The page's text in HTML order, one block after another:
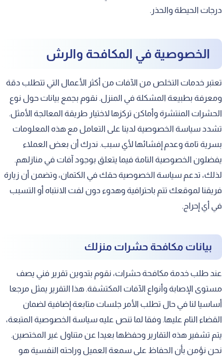
درجات الحيطة والحذر.
الخصوصية في المكافحة والرش
تعتبر خدمات التخلص من الآفات من أكثر الأعمال التي تتطلب دقة
ومعرفة بطبيعة المشكلة في المنزل. نقوم بجمع بيانات حول نوع
الحشرات المنتشرة وأماكن تركزها لاختيار طريقة المعالجة الأمثل.
تشدد سياسة الخصوصية لدينا على التعامل مع هذه المعلومات
بسرية تامة وعدم إفشائها لأي سبب. ندرك أن بعض العملاء
يفضلون الخصوصية التامة فيما يتعلق بوجود آفات في منازلهم.
لذلك، تدعم سياسة الخصوصية حقك في الكتمان، وتضمن أن زيارة
فريقنا لموقعك تتم باحترافية وهدوء دون لفت الانتباه أو التسبب
في أي إحراج.
بيانات مكافحة حشرات منزلك
عند طلب خدمة مكافحة حشرات، نقوم بتدوين تقرير فني يصف
مستوى الإصابة وأنواع الآفات المكتشفة. هذا التقرير يمثل مرجعا
أساسيا لنا في حال تطلب الأمر جلسات متابعة إضافية لضمان
القضاء التام عليها. وفقا لما تنص عليه سياسة الخصوصية المتبعة،
يتم تشفير هذه التقارير وحفظها بعيدا عن متناول غير المختصين.
نحن نؤمن بأن الحفاظ على سمعة العميل وراحته النفسية هو